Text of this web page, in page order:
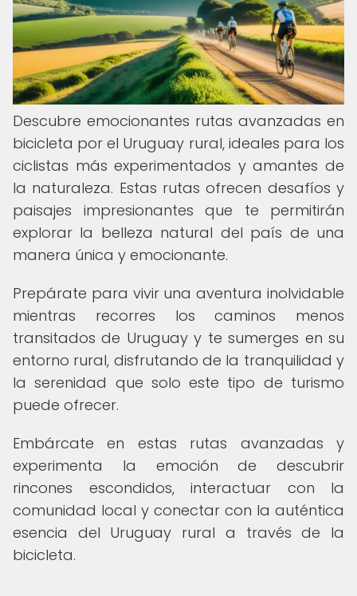
Descubre emocionantes rutas avanzadas en
bicicleta por el Uruguay rural, ideales para los
ciclistas más experimentados y amantes de
la naturaleza. Estas rutas ofrecen desafíos y
paisajes impresionantes que te permitirán
explorar la belleza natural del país de una
manera única y emocionante.
Prepárate para vivir una aventura inolvidable
mientras recorres los caminos menos
transitados de Uruguay y te sumerges en su
entorno rural, disfrutando de la tranquilidad y
la serenidad que solo este tipo de turismo
puede ofrecer.
Embárcate en estas rutas avanzadas y
experimenta la emoción de descubrir
rincones escondidos, interactuar con la
comunidad local y conectar con la auténtica
esencia del Uruguay rural a través de la
bicicleta.